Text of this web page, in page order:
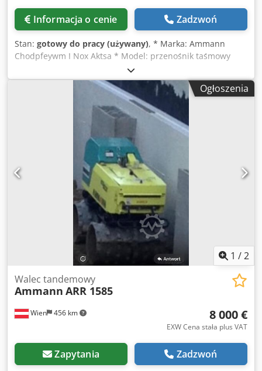
Informacja o cenie Zadzwoń
Stan: gotowy do pracy (używany), * Marka: Ammann
Chodpfeywm I Nox Aktsa * Model: przenośnik taśmowy
dozujący * Długość A-A: 1700 mm * Szerokość taśmy: 650
mm * Napęd: motoreduktor 1,5 kW * Na stanie: 6 sztuk.
Ogłoszenia
1 /2
Wien 456 km
Walec tandemowy
Ammann ARR 1585
8 000 €
EXW Cena stała plus VAT
Zapytania Zadzwoń